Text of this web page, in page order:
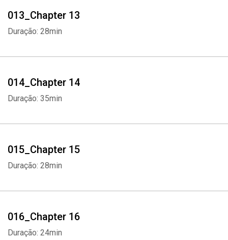
013_Chapter 13
Duração: 28min
014_Chapter 14
Duração: 35min
015_Chapter 15
Duração: 28min
016_Chapter 16
Duração: 24min